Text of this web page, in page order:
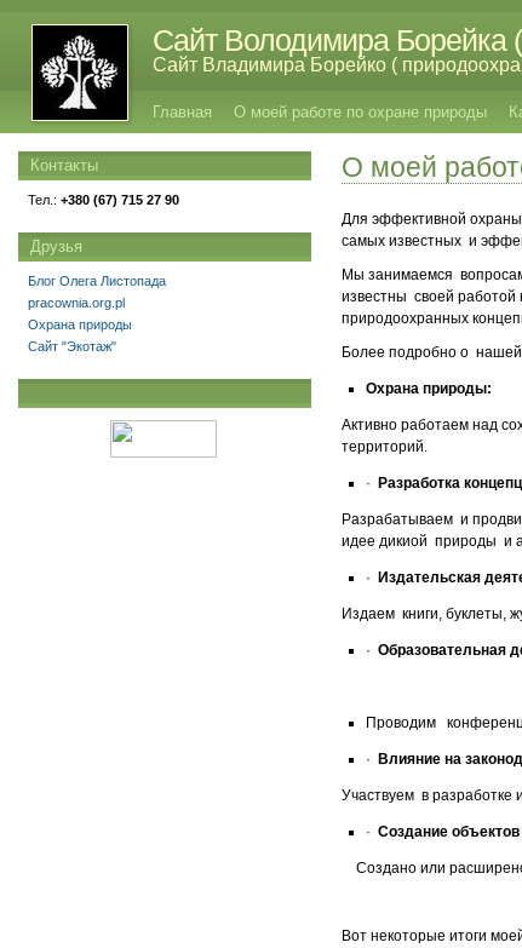
Сайт Володимира Борейка (
Сайт Владимира Борейко (
Главная О моей работе по охране природы
О моей
Для эффективной охраны
самых известных и
Мы занимаемся
известны своей
природоохранных
Более подробно о нашей
Охрана природы:
Активно работаем над
территорий.
· Разработка
Разрабатываем и
идее дикиой природы и
· Издательская
Издаем книги, буклеты,
·Образовательная
Проводим
· Влияние на
Участвуем в разработке
·Создание
Создано или
Вот некоторые итоги
Контакты
Тел.: +380 (67) 715 27 90
Друзья
Блог Олега Листопада
pracownia.org.pl
Охрана природы
Сайт "Экотаж"